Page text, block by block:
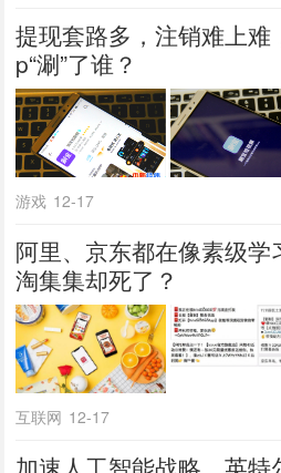
提现套路多，注销难上难
p“涮”了谁？
游戏 12-17
阿里、京东都在像素级
淘集集却死了？
互联网 12-17
加速人工智能战略，英特